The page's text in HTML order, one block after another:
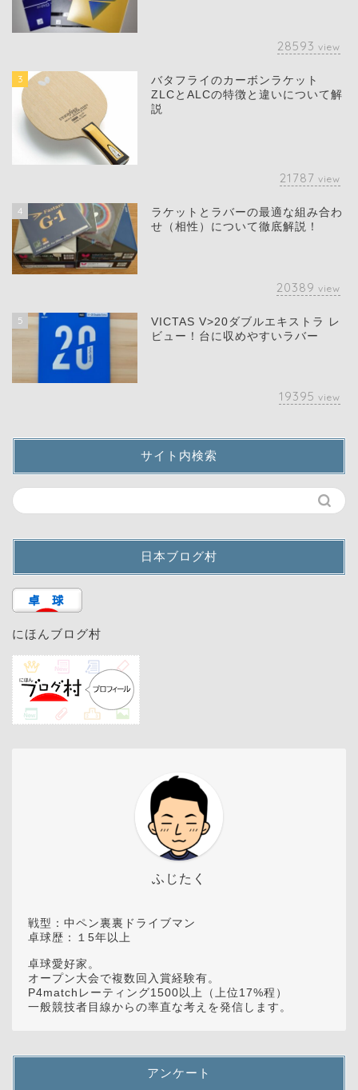
28593 view
3
バタフライのカーボンラケット
ZLCとALCの特徴と違いについて解
説
21787 view
4
ラケットとラバーの最適な組み合わ
せ（相性）について徹底解説！
20389 view
5
VICTAS V>20ダブルエキストラ レ
ビュー！台に収めやすいラバー
19395 view
サイト内検索
日本ブログ村
にほんブログ村
ふじたく
戦型：中ペン裏裏ドライブマン
卓球歴：１5年以上
卓球愛好家。
オープン大会で複数回入賞経験有。
P4matchレーティング1500以上（上位17%程）
一般競技者目線からの率直な考えを発信します。
アンケート